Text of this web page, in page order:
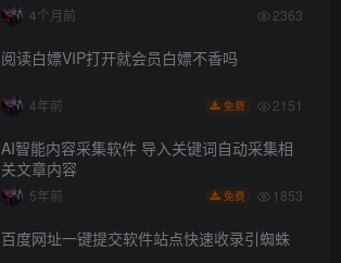
4个月前 2363
阅读白嫖VIP打开就会员白嫖不香吗
4年前 免费 2151
AI智能内容采集软件 导入关键词自动采集相
关文章内容
5年前 免费 1853
百度网址一键提交软件站点快速收录引蜘蛛